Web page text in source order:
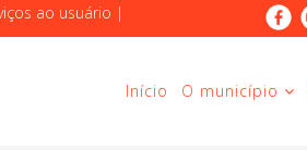
ao usuário |
Início O município